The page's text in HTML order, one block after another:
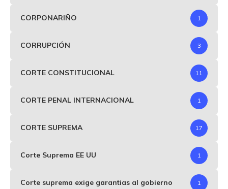
CORPONARIÑO 1
CORRUPCIÓN 3
CORTE CONSTITUCIONAL 11
CORTE PENAL INTERNACIONAL 1
CORTE SUPREMA 17
Corte Suprema EE UU 1
Corte suprema exige garantias al gobierno 1